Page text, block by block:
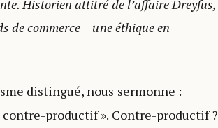
Historien attitré de l’affaire Dreyfus,
commerce – une éthique en
distingué, nous sermonne :
contre-productif ». Contre-productif ?